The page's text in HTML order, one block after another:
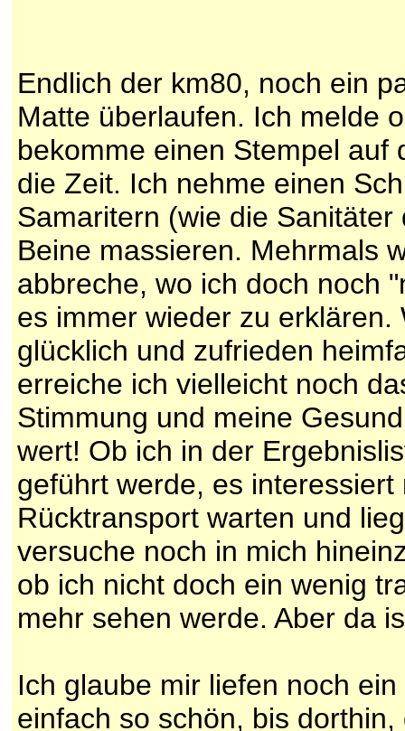
Endlich der km80, noch ein
Matte überlaufen. Ich melde
bekomme einen Stempel
die Zeit. Ich nehme einen
Samaritern (wie die
Beine massieren. Mehrmals
abbreche, wo ich doch noch
es immer wieder zu
glücklich und zufrieden
erreiche ich vielleicht noch
Stimmung und meine
wert! Ob ich in der
geführt werde, es
Rücktransport warten und
versuche noch in mich
ob ich nicht doch ein wenig
mehr sehen werde. Aber da
Ich glaube mir liefen noch
einfach so schön, bis